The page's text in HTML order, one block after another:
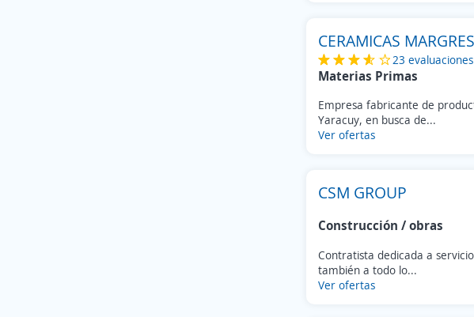
CERAMICAS
23 evaluaciones
Materias Primas
Empresa fabricante de
Yaracuy, en busca de...
Ver ofertas
CSM GROUP
Construcción / obras
Contratista dedicada a
también a todo lo...
Ver ofertas